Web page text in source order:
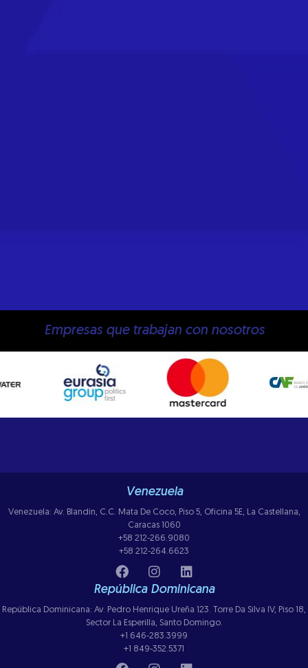
Empresas que trabajan con nosotros
Venezuela
Venezuela: Av. Blandin, C.C. Mata De Coco, Piso 5, Oficina 5E, La Castellana,
Caracas 1060
+58 212-266.9080
+58 212-264.6623
República Dominicana
República Dominicana: Av. Pedro Henrique Ureña 123. Torre Da Silva IV, Piso 18,
Sector La Esperilla, Santo Domingo.
+1 646-283.3999
+1 849-352.5371